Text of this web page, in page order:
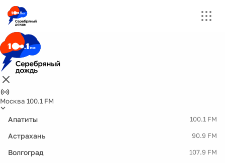
Москва 100.1 FM
Апатиты 100.1 FM
Астрахань 90.9 FM
Волгоград 107.9 FM